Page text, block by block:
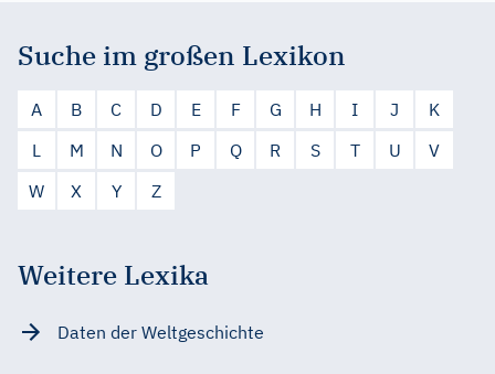
Suche im großen Lexikon
A B C D E F G H I J
K
L
M N O P Q R S T U
V
W
X Y Z
Weitere Lexika
Daten der Weltgeschichte